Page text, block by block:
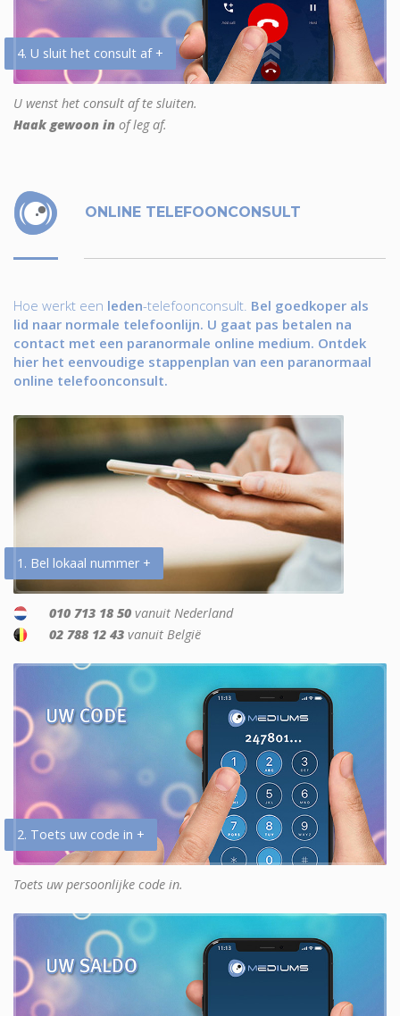
4. U sluit het consult af +
U wenst het consult af te sluiten.
Haak gewoon in of leg af.
ONLINE TELEFOONCONSULT
Hoe werkt een leden-telefoonconsult. Bel goedkoper als
lid naar normale telefoonlijn. U gaat pas betalen na
contact met een paranormale online medium. Ontdek
hier het eenvoudige stappenplan van een paranormaal
online telefoonconsult.
1. Bel lokaal nummer +
010 713 18 50 vanuit Nederland
02 788 12 43 vanuit België
2. Toets uw code in +
Toets uw persoonlijke code in.